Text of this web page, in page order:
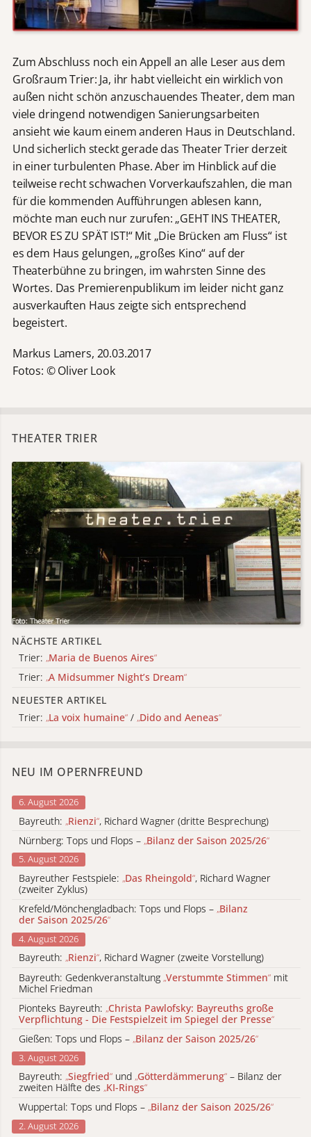
Zum Abschluss noch ein Appell an alle Leser aus dem
Großraum Trier: Ja, ihr habt vielleicht ein wirklich von
außen nicht schön anzuschauendes Theater, dem man
viele dringend notwendigen Sanierungsarbeiten
ansieht wie kaum einem anderen Haus in Deutschland.
Und sicherlich steckt gerade das Theater Trier derzeit
in einer turbulenten Phase. Aber im Hinblick auf die
teilweise recht schwachen Vorverkaufszahlen, die man
für die kommenden Aufführungen ablesen kann,
möchte man euch nur zurufen: „GEHT INS THEATER,
BEVOR ES ZU SPÄT IST!“ Mit „Die Brücken am Fluss“ ist
es dem Haus gelungen, „großes Kino“ auf der
Theaterbühne zu bringen, im wahrsten Sinne des
Wortes. Das Premierenpublikum im leider nicht ganz
ausverkauften Haus zeigte sich entsprechend
begeistert.
Markus Lamers, 20.03.2017
Fotos: © Oliver Look
THEATER TRIER
NÄCHSTE ARTIKEL
Trier: „Maria de Buenos Aires“
Trier: „A Midsummer Night’s Dream“
NEUESTER ARTIKEL
Trier: „La voix humaine“ / „Dido and Aeneas“
NEU IM OPERNFREUND
6. August 2026
Bayreuth: „Rienzi“, Richard Wagner (dritte Besprechung)
Nürnberg: Tops und Flops – „Bilanz der Saison 2025/26“
5. August 2026
Bayreuther Festspiele: „Das Rheingold“, Richard Wagner
(zweiter Zyklus)
Krefeld/Mönchengladbach: Tops und Flops – „Bilanz
der Saison 2025/26“
4. August 2026
Bayreuth: „Rienzi“, Richard Wagner (zweite Vorstellung)
Bayreuth: Gedenkveranstaltung „Verstummte Stimmen“ mit
Michel Friedman
Pionteks Bayreuth: „Christa Pawlofsky: Bayreuths große
Verpflichtung - Die Festspielzeit im Spiegel der Presse“
Gießen: Tops und Flops – „Bilanz der Saison 2025/26“
3. August 2026
Bayreuth: „Siegfried“ und „Götterdämmerung“ – Bilanz der
zweiten Hälfte des „KI-Rings“
Wuppertal: Tops und Flops – „Bilanz der Saison 2025/26“
2. August 2026